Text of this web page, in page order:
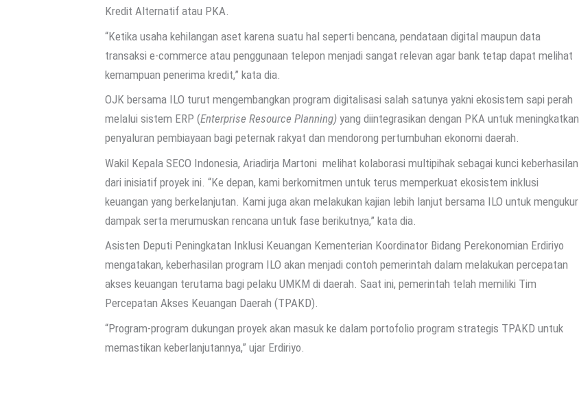
Kredit Alternatif atau PKA.
“Ketika usaha kehilangan aset karena suatu hal seperti bencana, pendataan digital maupun data
transaksi e-commerce atau penggunaan telepon menjadi sangat relevan agar bank tetap dapat melihat
kemampuan penerima kredit,” kata dia.
OJK bersama ILO turut mengembangkan program digitalisasi salah satunya yakni ekosistem sapi perah
melalui sistem ERP (Enterprise Resource Planning) yang diintegrasikan dengan PKA untuk meningkatkan
penyaluran pembiayaan bagi peternak rakyat dan mendorong pertumbuhan ekonomi daerah.
Wakil Kepala SECO Indonesia, Ariadirja Martoni melihat kolaborasi multipihak sebagai kunci keberhasilan
dari inisiatif proyek ini. “Ke depan, kami berkomitmen untuk terus memperkuat ekosistem inklusi
keuangan yang berkelanjutan. Kami juga akan melakukan kajian lebih lanjut bersama ILO untuk mengukur
dampak serta merumuskan rencana untuk fase berikutnya,” kata dia.
Asisten Deputi Peningkatan Inklusi Keuangan Kementerian Koordinator Bidang Perekonomian Erdiriyo
mengatakan, keberhasilan program ILO akan menjadi contoh pemerintah dalam melakukan percepatan
akses keuangan terutama bagi pelaku UMKM di daerah. Saat ini, pemerintah telah memiliki Tim
Percepatan Akses Keuangan Daerah (TPAKD).
“Program-program dukungan proyek akan masuk ke dalam portofolio program strategis TPAKD untuk
memastikan keberlanjutannya,” ujar Erdiriyo.